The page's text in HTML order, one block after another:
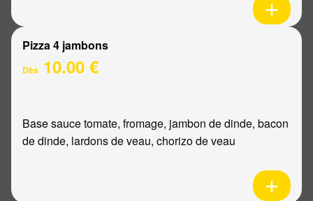
Pizza 4 jambons
Dès 10.00 €
Base sauce tomate, fromage, jambon de dinde, bacon
de dinde, lardons de veau, chorizo de veau